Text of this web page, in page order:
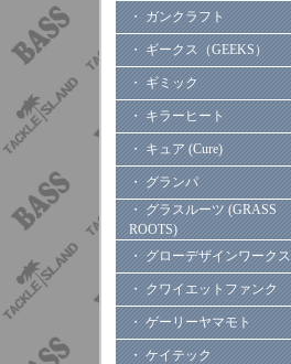
・ ガンクラフト
・ ギークス（GEEKS）
・ ギミック
・ キラーヒート
・ キュア (Cure)
・ グランパ
・ グラスルーツ (GRASS
ROOTS)
・ グローデザインワークス
・ クワイエットファンク
・ ゲーリーヤマモト
・ ケイテック